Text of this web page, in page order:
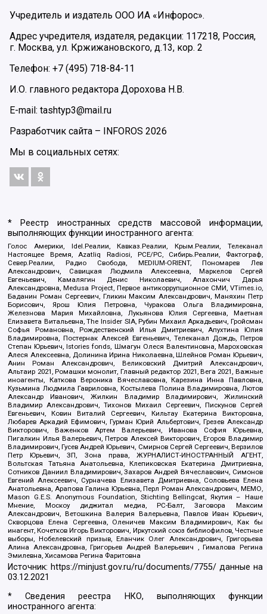
Учредитель и издатель ООО ИА «Инфорос».
Адрес учредителя, издателя, редакции: 117218, Россия,
г. Москва, ул. Кржижановского, д.13, кор. 2
Телефон: +7 (495) 718-84-11
И.О. главного редактора Дорохова Н.В.
E-mail: tashtyp3@mail.ru
Разработчик сайта – INFOROS 2026
Мы в социальных сетях:
* Реестр иностранных средств массовой информации,
выполняющих функции иностранного агента:
Голос Америки, Idel.Реалии, Кавказ.Реалии, Крым.Реалии, Телеканал
Настоящее Время, Azatliq Radiosi, PCE/PC, Сибирь.Реалии, Фактограф,
Север.Реалии, Радио Свобода, MEDIUM-ORIENT, Пономарев Лев
Александрович, Савицкая Людмила Алексеевна, Маркелов Сергей
Евгеньевич, Камалягин Денис Николаевич, Апахончич Дарья
Александровна, Medusa Project, Первое антикоррупционное СМИ, VTimes.io,
Баданин Роман Сергеевич, Гликин Максим Александрович, Маняхин Петр
Борисович, Ярош Юлия Петровна, Чуракова Ольга Владимировна,
Железнова Мария Михайловна, Лукьянова Юлия Сергеевна, Маетная
Елизавета Витальевна, The Insider SIA, Рубин Михаил Аркадьевич, Гройсман
Софья Романовна, Рождественский Илья Дмитриевич, Апухтина Юлия
Владимировна, Постернак Алексей Евгеньевич, Телеканал Дождь, Петров
Степан Юрьевич, Istories fonds, Шмагун Олеся Валентиновна, Мароховская
Алеся Алексеевна, Долинина Ирина Николаевна, Шлейнов Роман Юрьевич,
Анин Роман Александрович, Великовский Дмитрий Александрович,
Альтаир 2021, Ромашки монолит, Главный редактор 2021, Вега 2021, Важные
иноагенты, Каткова Вероника Вячеславовна, Карезина Инна Павловна,
Кузьмина Людмила Гавриловна, Костылева Полина Владимировна, Лютов
Александр Иванович, Жилкин Владимир Владимирович, Жилинский
Владимир Александрович, Тихонов Михаил Сергеевич, Пискунов Сергей
Евгеньевич, Ковин Виталий Сергеевич, Кильтау Екатерина Викторовна,
Любарев Аркадий Ефимович, Гурман Юрий Альбертович, Грезев Александр
Викторович, Важенков Артем Валерьевич, Иванова София Юрьевна,
Пигалкин Илья Валерьевич, Петров Алексей Викторович, Егоров Владимир
Владимирович, Гусев Андрей Юрьевич, Смирнов Сергей Сергеевич, Верзилов
Петр Юрьевич, ЗП, Зона права, ЖУРНАЛИСТ-ИНОСТРАННЫЙ АГЕНТ,
Вольтская Татьяна Анатольевна, Клепиковская Екатерина Дмитриевна,
Сотников Даниил Владимирович, Захаров Андрей Вячеславович, Симонов
Евгений Алексеевич, Сурначева Елизавета Дмитриевна, Соловьева Елена
Анатольевна, Арапова Галина Юрьевна, Перл Роман Александрович, МЕМО,
Mason G.E.S. Anonymous Foundation, Stichting Bellingcat, Якутия – Наше
Мнение, Москоу диджитал медиа, РС-Балт, Заговора Максим
Александрович, Ветошкина Валерия Валерьевна, Павлов Иван Юрьевич,
Скворцова Елена Сергеевна, Оленичев Максим Владимирович, Как бы
инагент, Кочетков Игорь Викторович, Иркутский союз библиофилов, Честные
выборы, Нобелевский призыв, Еланчик Олег Александрович, Григорьева
Алина Александровна, Григорьев Андрей Валерьевич , Гималова Регина
Эмилевна, Хисамова Регина Фаритовна
Источник: https://minjust.gov.ru/ru/documents/7755/ данные на
03.12.2021
* Сведения реестра НКО, выполняющих функции
иностранного агента: